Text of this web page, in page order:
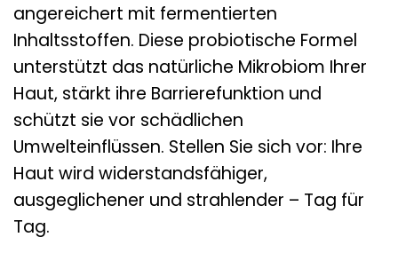
angereichert mit fermentierten
Inhaltsstoffen. Diese probiotische Formel
unterstützt das natürliche Mikrobiom Ihrer
Haut, stärkt ihre Barrierefunktion und
schützt sie vor schädlichen
Umwelteinflüssen. Stellen Sie sich vor: Ihre
Haut wird widerstandsfähiger,
ausgeglichener und strahlender – Tag für
Tag.